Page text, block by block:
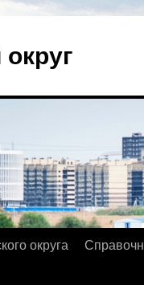
округа